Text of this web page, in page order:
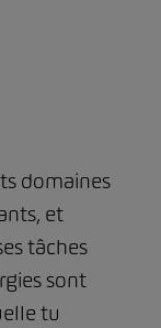
domaines
et
tâches
sont
tu